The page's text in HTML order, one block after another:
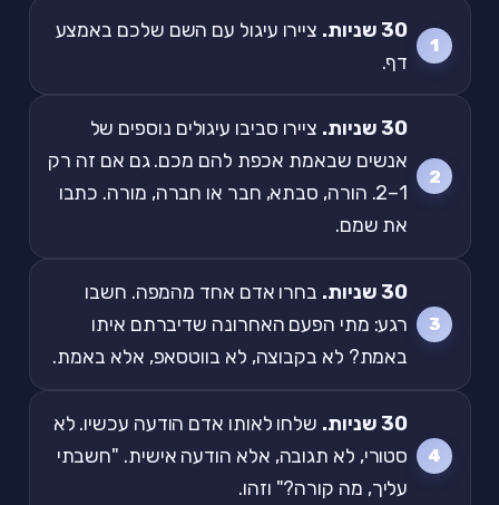
30 שניות.
ציירו עיגול עם השם שלכם באמצע
דף.
30 שניות.
ציירו סביבו עיגולים נוספים של
אנשים שבאמת אכפת להם מכם. גם אם זה רק
1–2. הורה, סבתא, חבר או חברה, מורה. כתבו
את שמם.
30 שניות.
בחרו אדם אחד מהמפה. חשבו
רגע: מתי הפעם האחרונה שדיברתם איתו
באמת? לא בקבוצה, לא בווטסאפ, אלא באמת.
30 שניות.
שלחו לאותו אדם הודעה עכשיו. לא
סטורי, לא תגובה, אלא הודעה אישית. "חשבתי
עליך, מה קורה?" וזהו.